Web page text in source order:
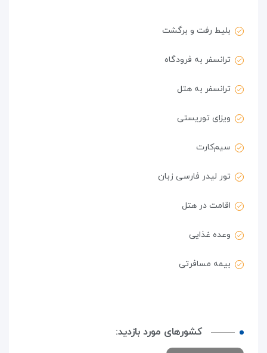
بلیط رفت و برگشت
ترانسفر به فرودگاه
ترانسفر به هتل
ویزای توریستی
سیم‌کارت
تور لیدر فارسی زبان
اقامت در هتل
وعده غذایی
بیمه مسافرتی
کشورهای مورد بازدید: